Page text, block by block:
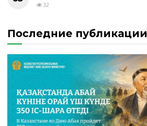
32
Последние публикации